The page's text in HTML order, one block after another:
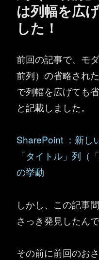
は列幅を広
した！
前回の記事で、モ
前列）の省略され
で列幅を広げても
と記載しました。
SharePoint ：新し
「タイトル」列（
の挙動
しかし、この記事
さっき発見したんで
その前に前回のおさ